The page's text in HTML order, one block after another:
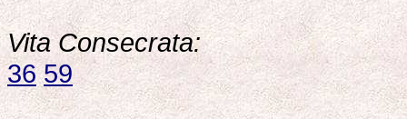
Vita Consecrata:
36 59